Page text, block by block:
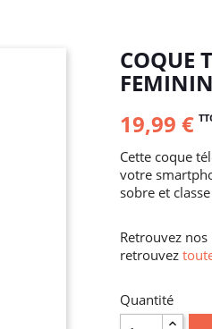
COQUE
19,99 €
Cette coque
votre
sobre et
Retrouvez
retrouvez
Quantité